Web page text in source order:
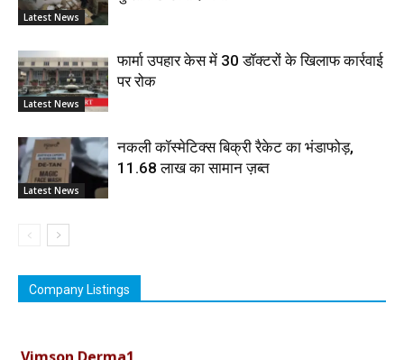
Latest News
Latest News
फार्मा उपहार केस में 30 डॉक्टरों के खिलाफ कार्रवाई
पर रोक
Latest News
नकली कॉस्मेटिक्स बिक्री रैकेट का भंडाफोड़,
11.68 लाख का सामान ज़ब्त
Company Listings
Vimson Derma1